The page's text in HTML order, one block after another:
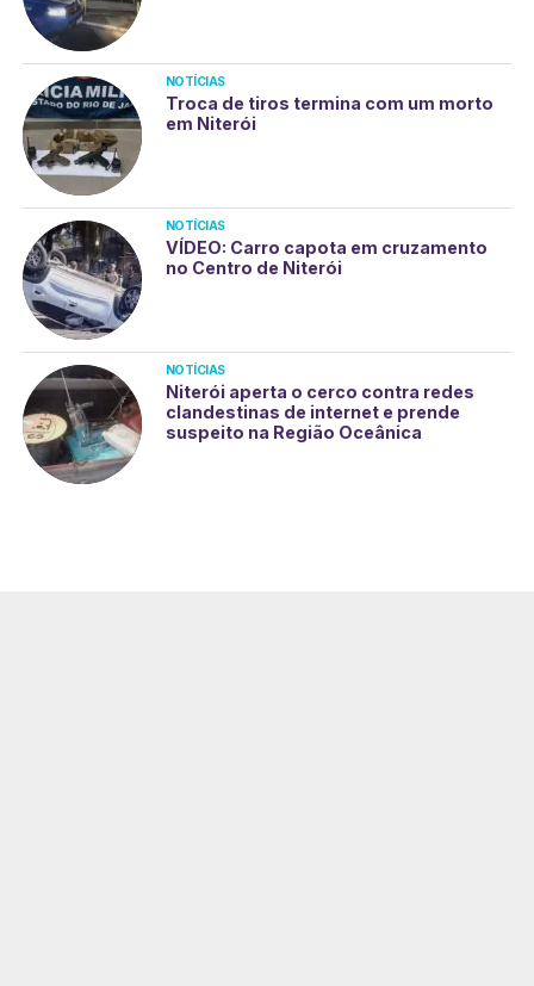
NOTÍCIAS
Troca de tiros termina com um morto
em Niterói
NOTÍCIAS
VÍDEO: Carro capota em cruzamento
no Centro de Niterói
NOTÍCIAS
Niterói aperta o cerco contra redes
clandestinas de internet e prende
suspeito na Região Oceânica